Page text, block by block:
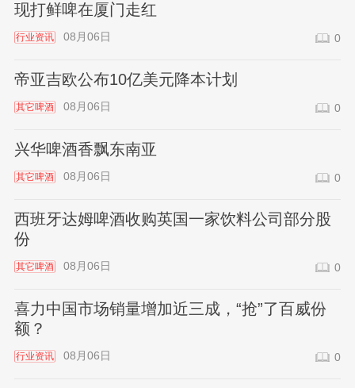
现打鲜啤在厦门走红
行业资讯 08月06日 0
帝亚吉欧公布10亿美元降本计划
其它啤酒 08月06日 0
兴华啤酒香飘东南亚
其它啤酒 08月06日 0
西班牙达姆啤酒收购英国一家饮料公司部分股
份
其它啤酒 08月06日 0
喜力中国市场销量增加近三成，“抢”了百威份
额？
行业资讯 08月06日 0